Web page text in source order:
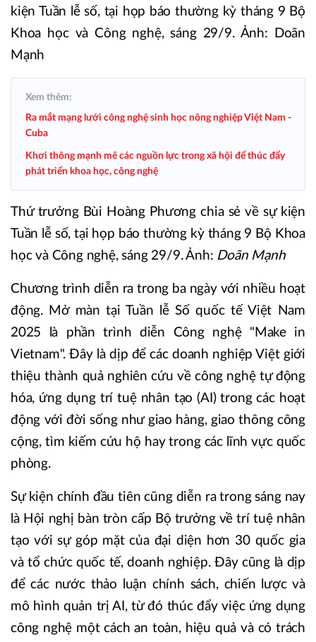
Xem thêm:
Ra mắt mạng lưới công nghệ sinh học nông nghiệp Việt Nam -
Cuba
Khơi thông mạnh mẽ các nguồn lực trong xã hội để thúc đẩy
phát triển khoa học, công nghệ
Thứ trưởng Bùi Hoàng Phương chia sẻ về sự kiện
Tuần lễ số, tại họp báo thường kỳ tháng 9 Bộ Khoa
học và Công nghệ, sáng 29/9. Ảnh: Doãn Mạnh
Chương trình diễn ra trong ba ngày với nhiều hoạt
động. Mở màn tại Tuần lễ Số quốc tế Việt Nam
2025 là phần trình diễn Công nghệ "Make in
Vietnam". Đây là dịp để các doanh nghiệp Việt giới
thiệu thành quả nghiên cứu về công nghệ tự động
hóa, ứng dụng trí tuệ nhân tạo (AI) trong các hoạt
động với đời sống như giao hàng, giao thông công
cộng, tìm kiếm cứu hộ hay trong các lĩnh vực quốc
phòng.
Sự kiện chính đầu tiên cũng diễn ra trong sáng nay
là Hội nghị bàn tròn cấp Bộ trưởng về trí tuệ nhân
tạo với sự góp mặt của đại diện hơn 30 quốc gia
và tổ chức quốc tế, doanh nghiệp. Đây cũng là dịp
để các nước thảo luận chính sách, chiến lược và
mô hình quản trị AI, từ đó thúc đẩy việc ứng dụng
công nghệ một cách an toàn, hiệu quả và có trách